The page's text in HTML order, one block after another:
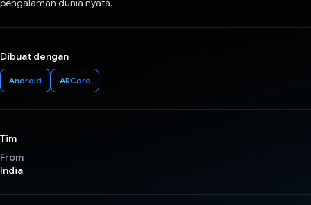
pengalaman dunia nyata.
Dibuat dengan
Android ARCore
Tim
From
India